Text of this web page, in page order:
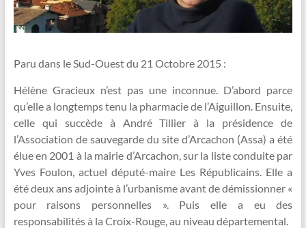
Paru dans le Sud-Ouest du 21 Octobre 2015 :
Hélène Gracieux n’est pas une inconnue. D’abord parce
qu’elle a longtemps tenu la pharmacie de l’Aiguillon. Ensuite,
celle qui succède à André Tillier à la présidence de
l’Association de sauvegarde du site d’Arcachon (Assa) a été
élue en 2001 à la mairie d’Arcachon, sur la liste conduite par
Yves Foulon, actuel député-maire Les Républicains. Elle a
été deux ans adjointe à l’urbanisme avant de démissionner «
pour raisons personnelles ». Puis elle a eu des
responsabilités à la Croix-Rouge, au niveau départemental.